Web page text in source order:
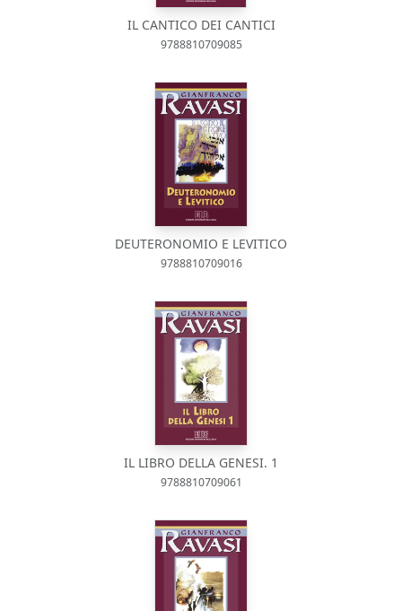
IL CANTICO DEI CANTICI
9788810709085
DEUTERONOMIO E LEVITICO
9788810709016
IL LIBRO DELLA GENESI. 1
9788810709061